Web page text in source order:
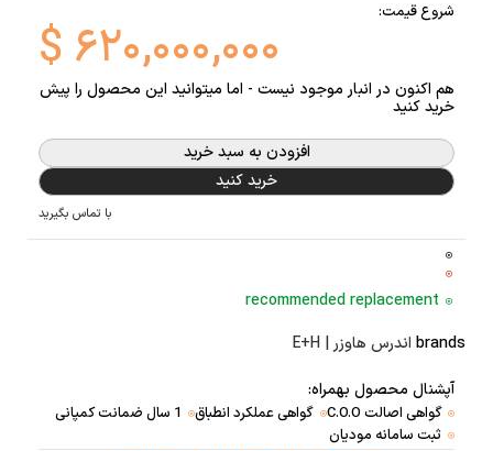
شروع قیمت:
$ ۶۲۰,۰۰۰,۰۰۰
هم اکنون در انبار موجود نیست - اما میتوانید این محصول را پیش
خرید کنید
افزودن به سبد خرید
خرید کنید
با تماس بگیرید
recommended replacement
brands اندرس هاوزر | E+H
آپشنال محصول بهمراه:
گواهی اصالت C.O.O گواهی عملکرد انطباق
1 سال ضمانت کمپانی
ثبت سامانه مودیان